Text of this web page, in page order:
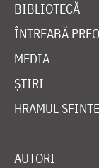
BIBLIOTECĂ
ÎNTREABĂ
MEDIA
ȘTIRI
HRAMUL
AUTORI